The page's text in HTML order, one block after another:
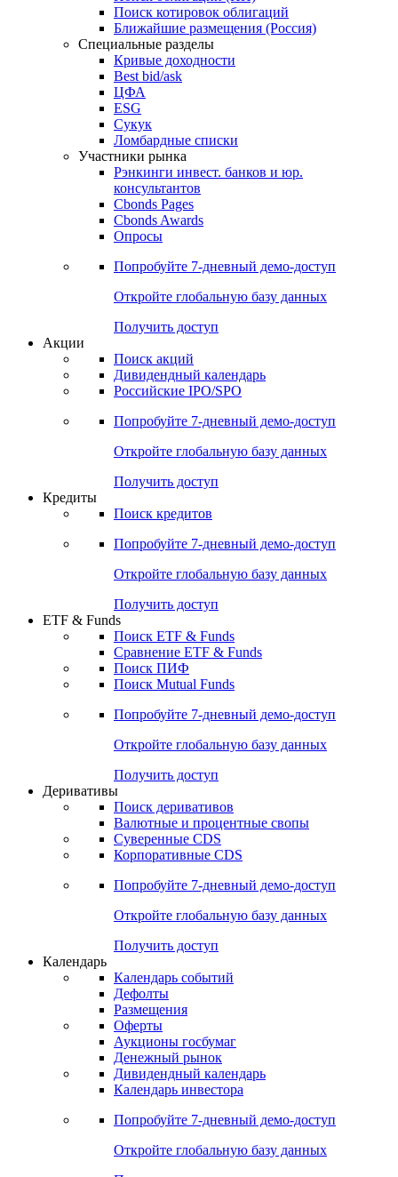
Облигации
Поиски
Поиск облигаций & Карты рынка
Поиск облигаций (ИИ)
Поиск котировок облигаций
Ближайшие размещения (Россия)
Специальные разделы
Кривые доходности
Best bid/ask
ЦФА
ESG
Сукук
Ломбардные списки
Участники рынка
Рэнкинги инвест. банков и юр.
Cbonds Pages
Опросы
Попробуйте7-дневный
Откройте глобальную базу данных
Получить доступ
Поиск акций
Российские IPO/SPO
Попробуйте7-дневный
Откройте глобальную базу данных
Получить доступ
Поиск кредитов
Попробуйте7-дневный
Откройте глобальную базу данных
Получить доступ
ETF & Funds
Сравнение ETF & Funds
Поиск Mutual Funds
Попробуйте7-дневный
Откройте глобальную базу данных
Получить доступ
Деривативы
Валютные и процентные свопы
Корпоративные CDS
Попробуйте7-дневный
Откройте глобальную базу данных
Получить доступ
Календарь
Календарь событий
Дефолты
Размещения
Оферты
Денежный рынок
Календарь инвестора